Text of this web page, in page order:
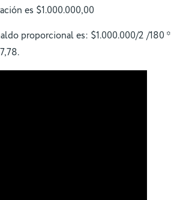
es $1.000.000,00
proporcional es: $1.000.000/2 /180 *